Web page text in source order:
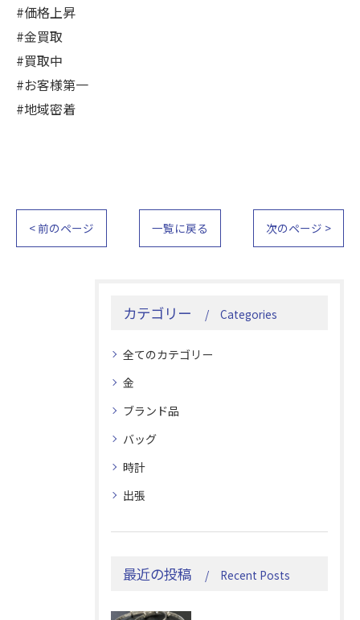
#価格上昇
#金買取
#買取中
#お客様第一
#地域密着
< 前のページ 一覧に戻る 次のページ >
カテゴリー Categories
全てのカテゴリー
金
ブランド品
バッグ
時計
出張
最近の投稿 Recent Posts